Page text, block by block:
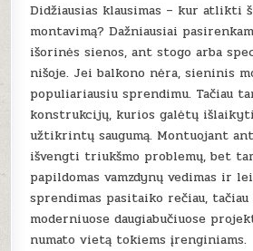
Didžiausias klausimas – kur atlikti
montavimą? Dažniausiai
išorinės sienos, ant stogo arba
nišoje. Jei balkono nėra, sieninis
populiariausiu sprendimu. Tačiau
konstrukcijų, kurios galėtų
užtikrintų saugumą. Montuojant
išvengti triukšmo problemų, bet
papildomas vamzdynų vedimas ir
sprendimas pasitaiko rečiau,
moderniuose daugiabučiuose
numato vietą tokiems įrenginiams.